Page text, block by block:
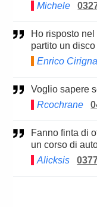
Michele
Ho risposto nel sonno a questo numero: e mi è
partito un
Enrico
Voglio sapere
Rcochrane
Fanno finta di offrirti un lavoro ma provano a venderti
un corso di
Alicksis